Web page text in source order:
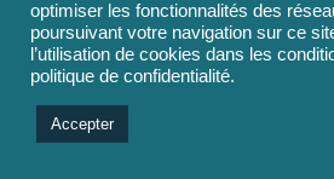
optimiser les fonctionnalités des
poursuivant votre navigation sur ce
l’utilisation de cookies dans les
politique de confidentialité.
Accepter